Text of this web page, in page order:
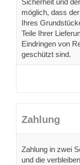
Sicherheit und
möglich, dass
Ihres
Teile Ihrer
Eindringen von
geschützt sind.
Zahlung
Zahlung in zwei
und die